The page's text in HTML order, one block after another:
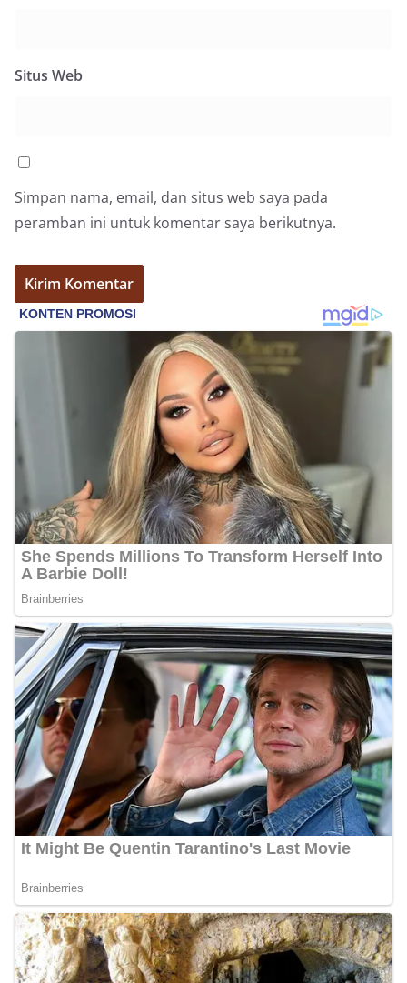
Situs Web
Simpan nama, email, dan situs web saya pada
peramban ini untuk komentar saya berikutnya.